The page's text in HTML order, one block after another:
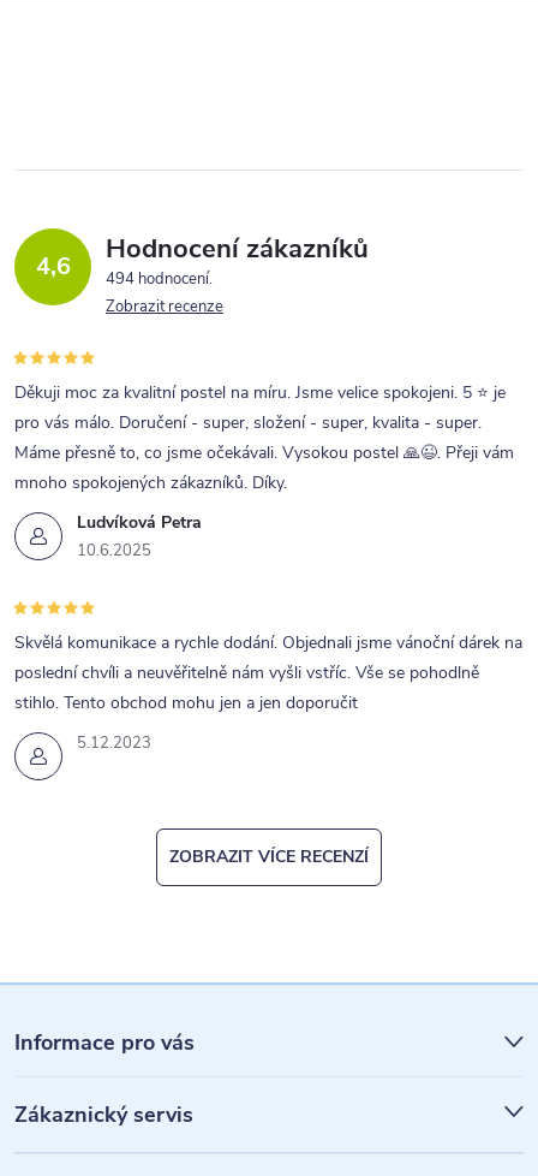
4,6 Hodnocení zákazníků
494 hodnocení
Zobrazit recenze
Ludvíková Petra
10.6.2025
Děkuji moc za kvalitní postel na míru. Jsme velice spokojeni. 5 ⭐ je
pro vás málo. Doručení - super, složení - super, kvalita - super.
Máme přesně to, co jsme očekávali. Vysokou postel 🙏😉. Přeji vám
mnoho spokojených zákazníků. Díky.
5.12.2023
Skvělá komunikace a rychle dodání. Objednali jsme vánoční dárek na
poslední chvíli a neuvěřitelně nám vyšli vstříc. Vše se pohodlně
stihlo. Tento obchod mohu jen a jen doporučit
ZOBRAZIT VÍCE RECENZÍ
á
p
a
Informace pro vás
Zákaznický servis